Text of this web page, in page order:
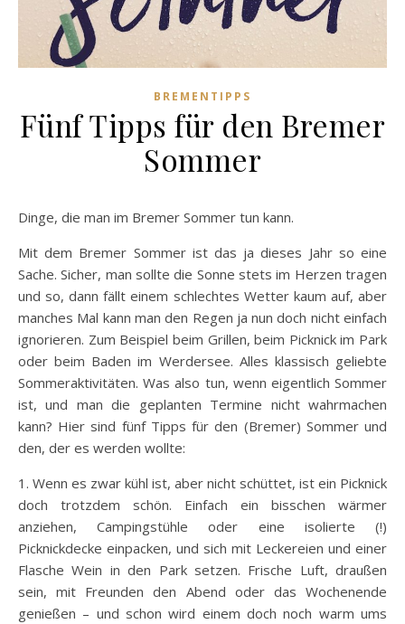
BREMENTIPPS
Fünf Tipps für den Bremer
Sommer
Dinge, die man im Bremer Sommer tun kann.
Mit dem Bremer Sommer ist das ja dieses Jahr so eine
Sache. Sicher, man sollte die Sonne stets im Herzen tragen
und so, dann fällt einem schlechtes Wetter kaum auf, aber
manches Mal kann man den Regen ja nun doch nicht einfach
ignorieren. Zum Beispiel beim Grillen, beim Picknick im Park
oder beim Baden im Werdersee. Alles klassisch geliebte
Sommeraktivitäten. Was also tun, wenn eigentlich Sommer
ist, und man die geplanten Termine nicht wahrmachen
kann? Hier sind fünf Tipps für den (Bremer) Sommer und
den, der es werden wollte:
1. Wenn es zwar kühl ist, aber nicht schüttet, ist ein Picknick
doch trotzdem schön. Einfach ein bisschen wärmer
anziehen, Campingstühle oder eine isolierte (!)
Picknickdecke einpacken, und sich mit Leckereien und einer
Flasche Wein in den Park setzen. Frische Luft, draußen
sein, mit Freunden den Abend oder das Wochenende
genießen – und schon wird einem doch noch warm ums